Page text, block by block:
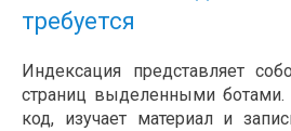
требуется
Индексация представляет
страниц выделенными ботами.
код, изучает материал и